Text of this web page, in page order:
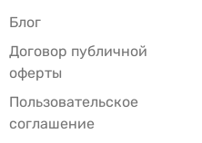
Блог
Договор публичной
оферты
Пользовательское
соглашение